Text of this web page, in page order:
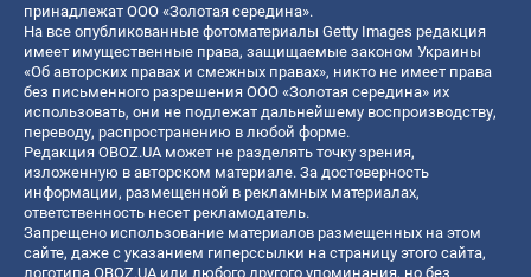
принадлежат ООО «Золотая середина».
На все опубликованные фотоматериалы Getty Images редакция
имеет имущественные права, защищаемые законом Украины
«Об авторских правах и смежных правах», никто не имеет права
без письменного разрешения ООО «Золотая середина» их
использовать, они не подлежат дальнейшему воспроизводству,
переводу, распространению в любой форме.
Редакция OBOZ.UA может не разделять точку зрения,
изложенную в авторском материале. За достоверность
информации, размещенной в рекламных материалах,
ответственность несет рекламодатель.
Запрещено использование материалов размещенных на этом
сайте, даже с указанием гиперссылки на страницу этого сайта,
логотипа OBOZ.UA или любого другого упоминания, но без